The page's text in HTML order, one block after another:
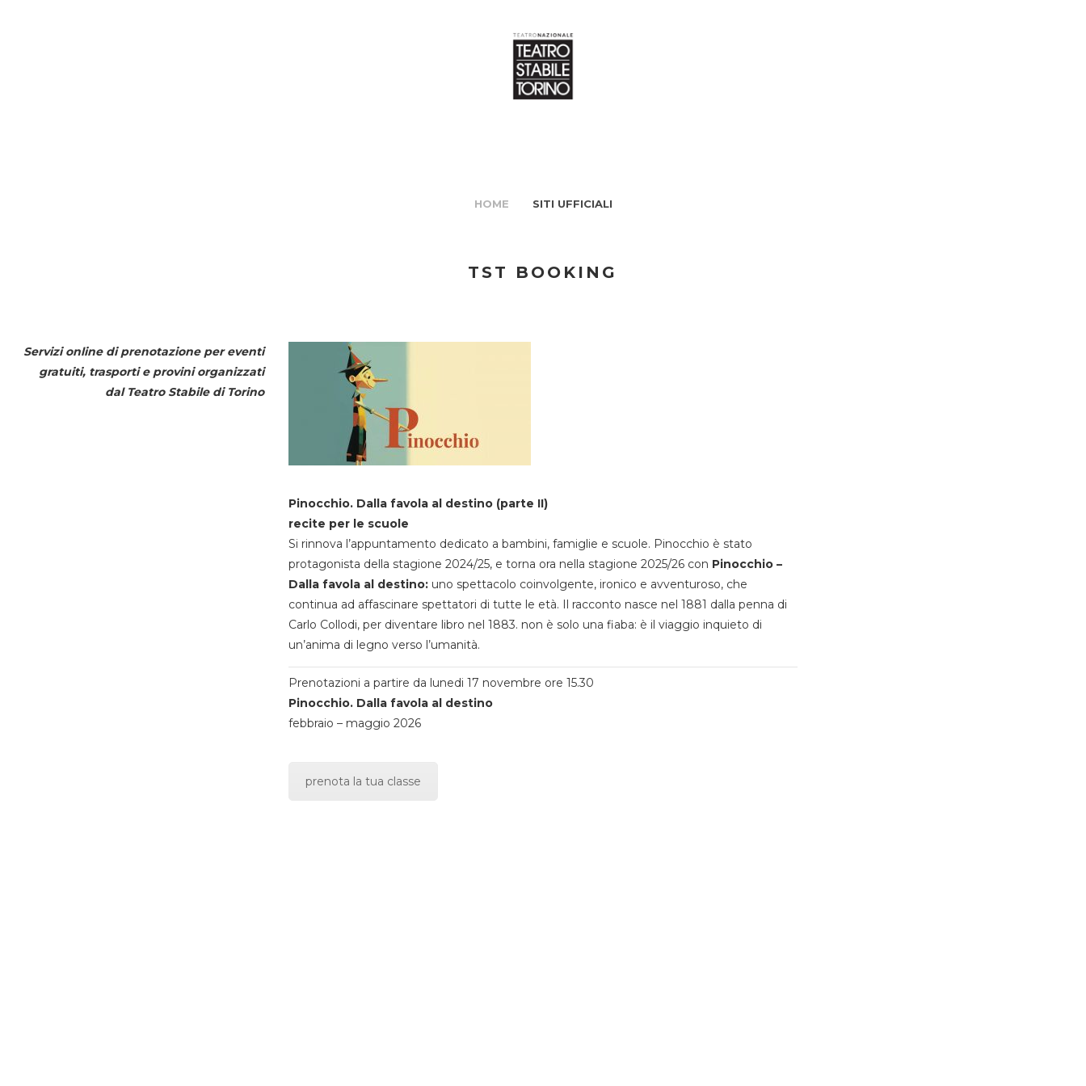
HOME SITI UFFICIALI
TST BOOKING
Servizi online di prenotazione per eventi
gratuiti, trasporti e provini organizzati
dal Teatro Stabile di Torino
Pinocchio. Dalla favola al destino (parte II)
recite per le scuole
Si rinnova l’appuntamento dedicato a bambini, famiglie e scuole. Pinocchio è stato
protagonista della stagione 2024/25, e torna ora nella stagione 2025/26 con Pinocchio –
Dalla favola al destino:uno spettacolo coinvolgente, ironico e avventuroso, che
continua ad affascinare spettatori di tutte le età. Il racconto nasce nel 1881 dalla penna di
Carlo Collodi, per diventare libro nel 1883. non è solo una fiaba: è il viaggio inquieto di
un’anima di legno verso l’umanità.
Prenotazioni a partire da lunedi 17 novembre ore 15.30
Pinocchio. Dalla favola al destino
febbraio – maggio 2026
prenota la tua classe